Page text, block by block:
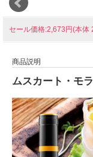
セール価格:2,673円(本体
商品説明
ムスカート・モ